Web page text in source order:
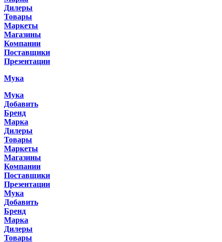
Дилеры
Товары
Маркеты
Магазины
Компании
Поставщики
Презентации
Мука
Мука
Добавить
Бренд
Марка
Дилеры
Товары
Маркеты
Магазины
Компании
Поставщики
Презентации
Мука
Добавить
Бренд
Марка
Дилеры
Товары